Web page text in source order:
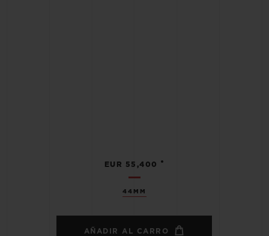
44MM
EUR 55,400 •
AÑADIR AL CARRO